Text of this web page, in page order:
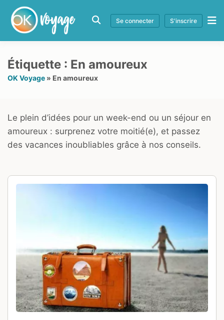
Se connecter S'inscrire
Étiquette : En amoureux
OK Voyage » En amoureux
Le plein d’idées pour un week-end ou un séjour en
amoureux : surprenez votre moitié(e), et passez
des vacances inoubliables grâce à nos conseils.